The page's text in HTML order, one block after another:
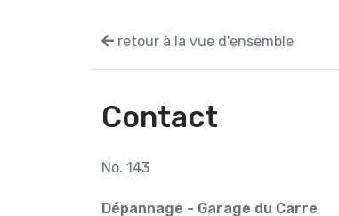
retour à la vue d'ensemble
Contact
No. 143
Dépannage - Garage du Carre